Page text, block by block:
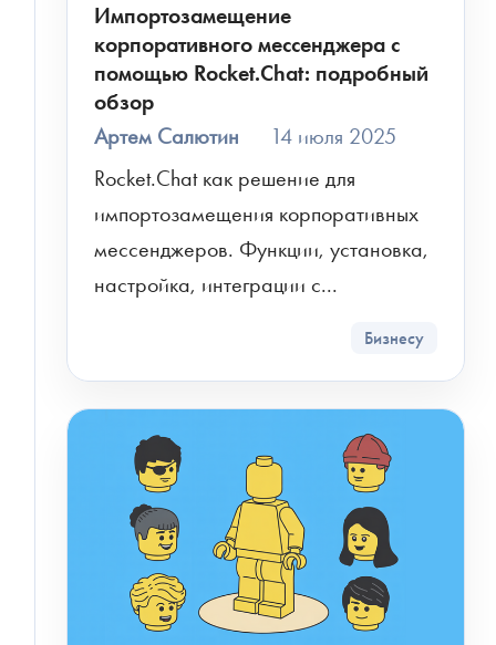
Импортозамещение
корпоративного мессенджера с
помощью Rocket.Chat: подробный
обзор
Артем Салютин
14 июля 2025
Rocket.Chat как решение для
импортозамещения корпоративных
мессенджеров. Функции, установка,
настройка, интеграции с...
Бизнесу